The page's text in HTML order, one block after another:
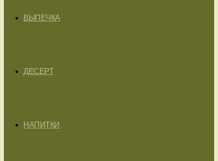
ВЫПЕЧКА
ДЕСЕРТ
НАПИТКИ